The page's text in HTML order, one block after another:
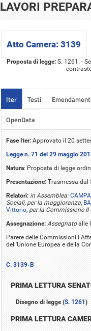
LAVORI
Atto Camera: 3139
Proposta di legge: S. 1261. -
Iter Testi
OpenData
Fase Iter: Approvato il 20
Legge n. 71 del 29 maggio
Natura: Proposta di legge
Presentazione: Trasmessa dal
Relatori: in Assemblea:
Sociali, per la maggioranza,
Vittorio, per la Commissione II
Assegnazione: Assegnatoalle
Parere delle Commissioni I
dell'Unione Europea e della
C. 3139-B
PRIMA LETTURA
Disegno di legge (S. 1261)
PRIMA LETTURA